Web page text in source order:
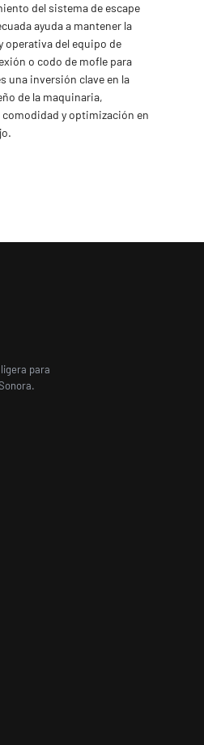
del sistema de escape
ayuda a mantener la
operativa del equipo de
o codo de mofle para
una inversión clave en la
de la maquinaria,
y optimización en
para